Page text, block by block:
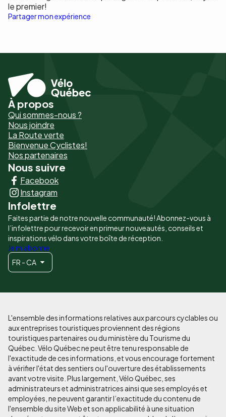
le premier!
Partager mon expérience
Pied
de
page
-
Liens
principaux
À propos
Qui sommes-nous ?
Nous joindre
La Route verte
Bienvenue Cyclistes!
Nos partenaires
Nous suivre
Facebook
Instagram
Infolettre
Faites partie de notre nouvelle communauté! Abonnez-vous à
l’infolettre pour recevoir en primeur nouveautés, conseils et
inspirations vélo dans votre boîte de réception.
Je m'abonne
FR - CA
L'ensemble des informations relatives aux parcours cyclables ou
aux entreprises touristiques proviennent des régions
touristiques partenaires ou du ministère du Tourisme du
Québec. Vélo Québec ne peut être tenu responsable de
l'exactitude de ces informations, et vous encourage fortement
à vérifier l'état des sentiers ou l'ouverture des établissements
avant votre visite. Plus largement, Vélo Québec, ses
administrateurs et administratrices ainsi que ses employés et
employées, ne peuvent garantir l’exactitude du contenu de
l'ensemble du site Web et son applicabilité à une situation